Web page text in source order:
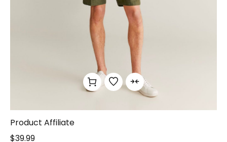
Product Affiliate
$39.99